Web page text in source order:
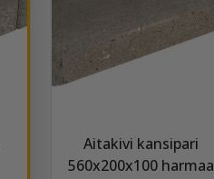
Aitakivi kansipari
560x200x100 harmaa